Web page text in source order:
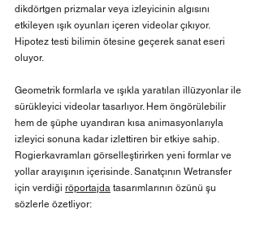
dikdörtgen prizmalar veya izleyicinin algısını
etkileyen ışık oyunları içeren videolar çıkıyor.
Hipotez testi bilimin ötesine geçerek sanat eseri
oluyor.
Geometrik formlarla ve ışıkla yaratılan illüzyonlar ile
sürükleyici videolar tasarlıyor. Hem öngörülebilir
hem de şüphe uyandıran kısa animasyonlarıyla
izleyici sonuna kadar izlettiren bir etkiye sahip.
Rogierkavramları görselleştirirken yeni formlar ve
yollar arayışının içerisinde. Sanatçının Wetransfer
için verdiği röportajda tasarımlarının özünü şu
sözlerle özetliyor: